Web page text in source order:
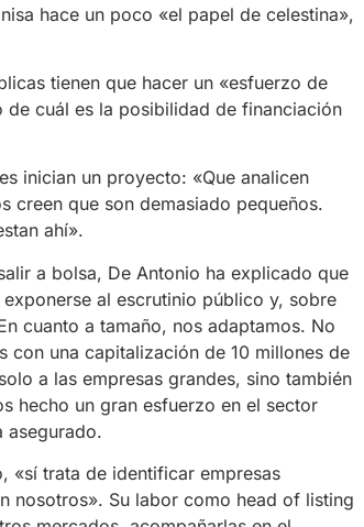
hace un poco «el papel de celestina»,
tienen que hacer un «esfuerzo de
cuál es la posibilidad de financiación
inician un proyecto: «Que analicen
creen que son demasiado pequeños.
ahí».
a bolsa, De Antonio ha explicado que
al escrutinio público y, sobre
cuanto a tamaño, nos adaptamos. No
con una capitalización de 10 millones de
a las empresas grandes, sino también
hecho un gran esfuerzo en el sector
asegurado.
«sí trata de identificar empresas
nosotros». Su labor como head of listing